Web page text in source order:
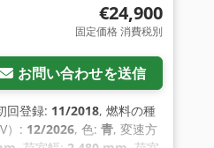
€24,900
固定価格 消費税別
お問い合わせを送信
回登録: 11/2018, 燃料の種
）: 12/2026, 色: 青, 変速方